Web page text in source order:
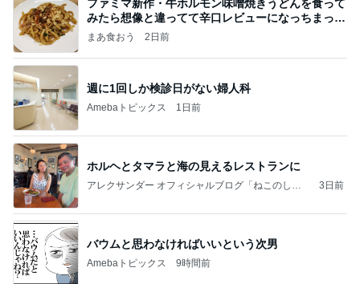
ファミマ新作・牛ホルモン味噌焼きうどんを食って
みたら想像と違ってて辛口レビューになっちまった
話
まあ食おう 2日前
週に1回しか検診日がない婦人科
Amebaトピックス 1日前
ホルヘとタマラと海の見えるレストランに
アレクサンダー オフィシャルブログ「ねこのしっ
3日前
バウムと思わなければいいという次男
Amebaトピックス 9時間前